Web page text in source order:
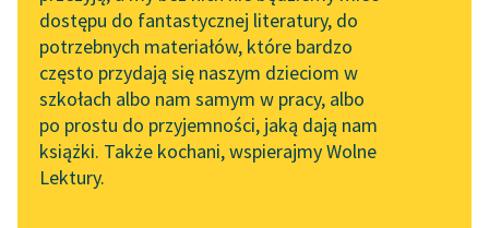
literatury skandynawskiej
Spotkanie z Katarzyną
Tunkiel w Oslo
102. lata temu zmarł
Joseph Conrad
API
OAI-PMH
Widget Wolnych Lektur
Przypisy
dostępu do fantastycznej literatury, do
potrzebnych materiałów, które bardzo
często przydają się naszym dzieciom w
szkołach albo nam samym w pracy, albo
po prostu do przyjemności, jaką dają nam
książki. Także kochani, wspierajmy Wolne
Lektury.
człowieka, zbudziły się
dzikie instynkty. Uczuł
żal do...
Czytaj więcej